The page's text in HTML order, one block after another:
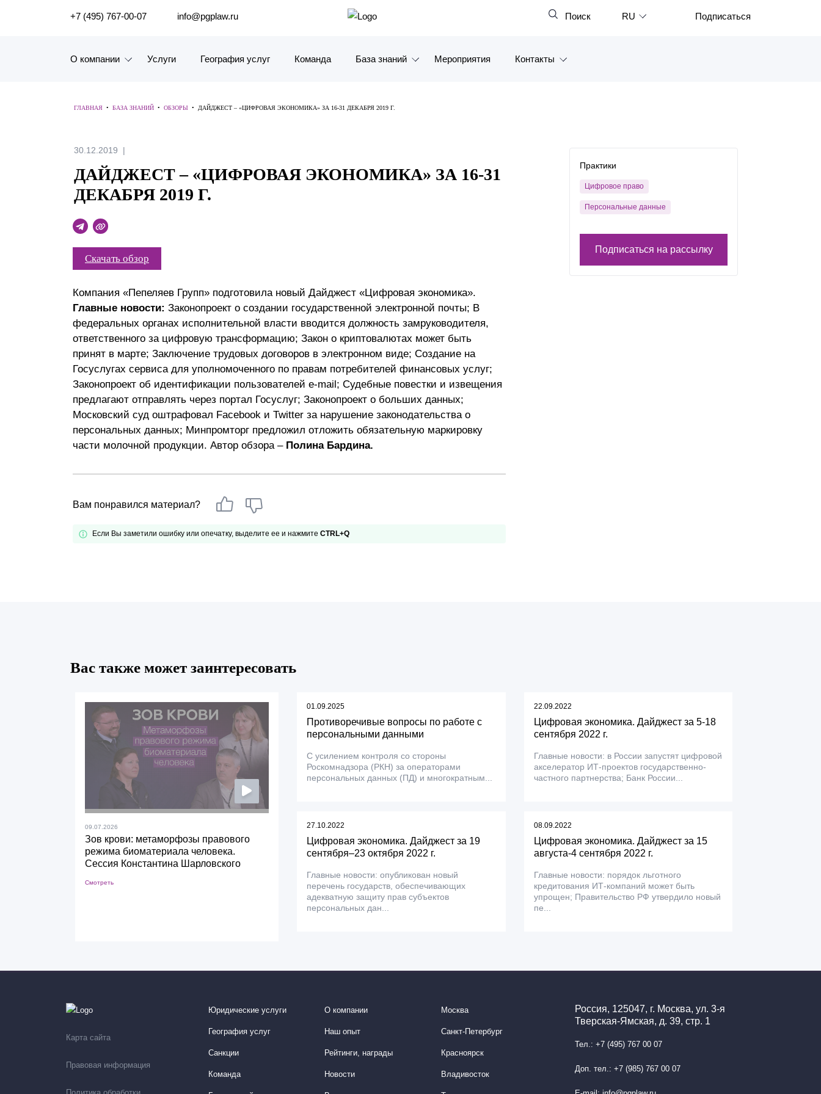
ПОИСК ПО САЙТУ Закрыть
+7 (495) 767-00-07 info@pgplaw.ru Поиск RU
Français
日本語
Português
Türkçe
Подписаться
О компании
Наш опыт
Рейтинги, Награды, Цифры
Новости
Карьера
История компании
Почему «Пепеляев Групп»?
Партнера
Социальная
ответственность
Услуги География услуг Команда База знаний
Видео
Презентации экспертов
Мероприятия Контакты
ГЛАВНАЯ • БАЗА ЗНАНИЙ • ОБЗОРЫ • ДАЙДЖЕСТ – «ЦИФРОВАЯ ЭКОНОМИКА» ЗА 16-31 ДЕКАБРЯ 2019 Г.
30.12.2019
ДАЙДЖЕСТ – «ЦИФРОВАЯ ЭКОНОМИКА» ЗА 16-31
ДЕКАБРЯ 2019 Г.
Скачать обзор
Компания «Пепеляев Групп» подготовила новый Дайджест «Цифровая экономика».
Главные новости: Законопроект о создании государственной электронной почты; В
федеральных органах исполнительной власти вводится должность замруководителя,
ответственного за цифровую трансформацию; Закон о криптовалютах может быть
принят в марте; Заключение трудовых договоров в электронном виде; Создание на
Госуслугах сервиса для уполномоченного по правам потребителей финансовых услуг;
Законопроект об идентификации пользователей e-mail; Судебные повестки и извещения
предлагают отправлять через портал Госуслуг; Законопроект о больших данных;
Московский суд оштрафовал Facebook и Twitter за нарушение законодательства о
персональных данных; Минпромторг предложил отложить обязательную маркировку
части молочной продукции. Автор обзора – Полина Бардина.
Вам понравился материал?
Если Вы заметили ошибку или опечатку, выделите ее и нажмите CTRL+Q
Практики
Цифровое право
Персональные данные
Подписаться на рассылку
Вас также может заинтересовать
09.07.2026
Зов крови: метаморфозы правового
режима биоматериала человека.
Сессия Константина Шарловского
Смотреть
01.09.2025
Противоречивые вопросы по работе с
персональными данными
С усилением контроля со стороны
Роскомнадзора (РКН) за операторами
персональных данных (ПД) и многократным...
27.10.2022
Цифровая экономика. Дайджест за 19
сентября–23 октября 2022 г.
Главные новости: опубликован новый
перечень государств, обеспечивающих
адекватную защиту прав субъектов
персональных дан...
22.09.2022
Цифровая экономика. Дайджест за 5-18
сентября 2022 г.
Главные новости: в России запустят цифровой
акселератор ИТ-проектов государственно-
частного партнерства; Банк России...
08.09.2022
Цифровая экономика. Дайджест за 15
августа-4 сентября 2022 г.
Главные новости: порядок льготного
кредитования ИТ-компаний может быть
упрощен; Правительство РФ утвердило новый
пе...
Карта сайта
Правовая информация
Юридические услуги
География услуг
Санкции
Команда
О компании
Наш опыт
Рейтинги, награды
Новости
Москва
Санкт-Петербург
Красноярск
Владивосток
Россия, 125047, г. Москва, ул. 3-я
Тверская-Ямская, д. 39, стр. 1
Тел.: +7 (495) 767 00 07
Доп. тел.: +7 (985) 767 00 07